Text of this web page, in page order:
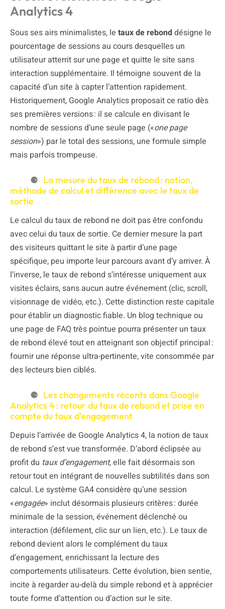
Analytics 4
Sous ses airs minimalistes, le taux de rebonddésigne le
pourcentage de sessions au cours desquelles un
utilisateur atterrit sur une page et quitte le site sans
interaction supplémentaire. Il témoigne souvent de la
capacité d’un site à capter l’attention rapidement.
Historiquement, Google Analytics proposait ce ratio dès
ses premières versions : il se calcule en divisant le
nombre de sessions d’une seule page («one page
session») par le total des sessions, une formule simple
mais parfois trompeuse.
La mesure du taux de rebond : notion,
méthode de calcul et différence avec le taux de
sortie
Le calcul du taux de rebond ne doit pas être confondu
avec celui du taux de sortie. Ce dernier mesure la part
des visiteurs quittant le site à partir d’une page
spécifique, peu importe leur parcours avant d’y arriver. À
l’inverse, le taux de rebond s’intéresse uniquement aux
visites éclairs, sans aucun autre événement (clic, scroll,
visionnage de vidéo, etc.). Cette distinction reste capitale
pour établir un diagnostic fiable. Un blog technique ou
une page de FAQ très pointue pourra présenter un taux
de rebond élevé tout en atteignant son objectif principal :
fournir une réponse ultra-pertinente, vite consommée par
des lecteurs bien ciblés.
Les changements récents dans Google
Analytics 4 : retour du taux de rebond et prise en
compte du taux d’engagement
Depuis l’arrivée de Google Analytics 4, la notion de taux
de rebond s’est vue transformée. D’abord éclipsée au
profit du taux d’engagement, elle fait désormais son
retour tout en intégrant de nouvelles subtilités dans son
calcul. Le système GA4 considère qu’une session
«engagée» inclut désormais plusieurs critères : durée
minimale de la session, événement déclenché ou
interaction (défilement, clic sur un lien, etc.). Le taux de
rebond devient alors le complément du taux
d’engagement, enrichissant la lecture des
comportements utilisateurs. Cette évolution, bien sentie,
incite à regarder au-delà du simple rebond et à apprécier
toute forme d’attention ou d’action sur le site.